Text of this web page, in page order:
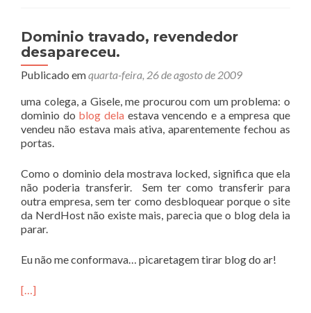
Dominio travado, revendedor
desapareceu.
Publicado emquarta-feira, 26 de agosto de 2009
uma colega, a Gisele, me procurou com um problema: o
dominio do blog dela estava vencendo e a empresa que
vendeu não estava mais ativa, aparentemente fechou as
portas.
Como o dominio dela mostrava locked, significa que ela
não poderia transferir. Sem ter como transferir para
outra empresa, sem ter como desbloquear porque o site
da NerdHost não existe mais, parecia que o blog dela ia
parar.
Eu não me conformava… picaretagem tirar blog do ar!
[…]